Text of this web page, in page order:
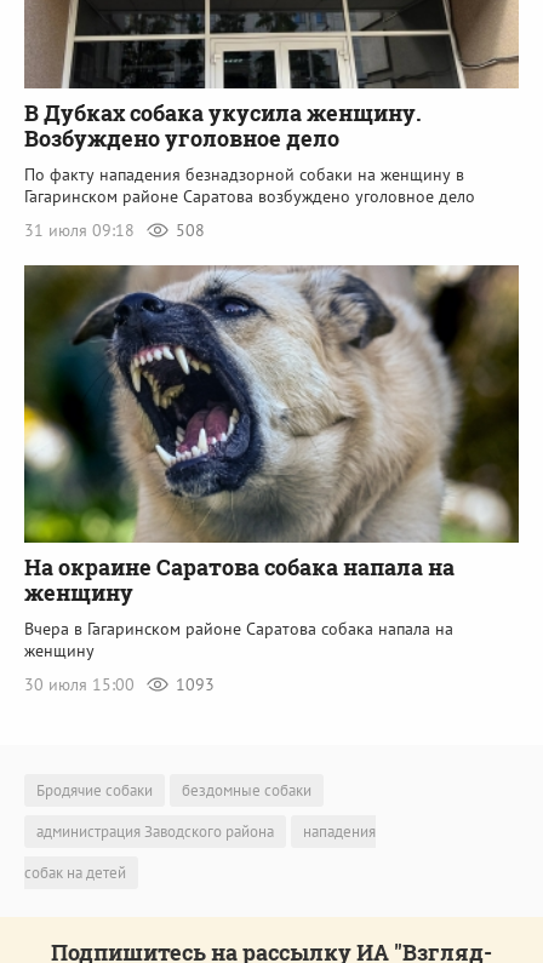
В Дубках собака укусила женщину.
Возбуждено уголовное дело
По факту нападения безнадзорной собаки на женщину в
Гагаринском районе Саратова возбуждено уголовное дело
31 июля 09:18
508
На окраине Саратова собака напала на
женщину
Вчера в Гагаринском районе Саратова собака напала на
женщину
30 июля 15:00
1093
Бродячие собаки
бездомные собаки
администрация Заводского района
нападения
собак на детей
Подпишитесь на рассылку ИА "Взгляд-